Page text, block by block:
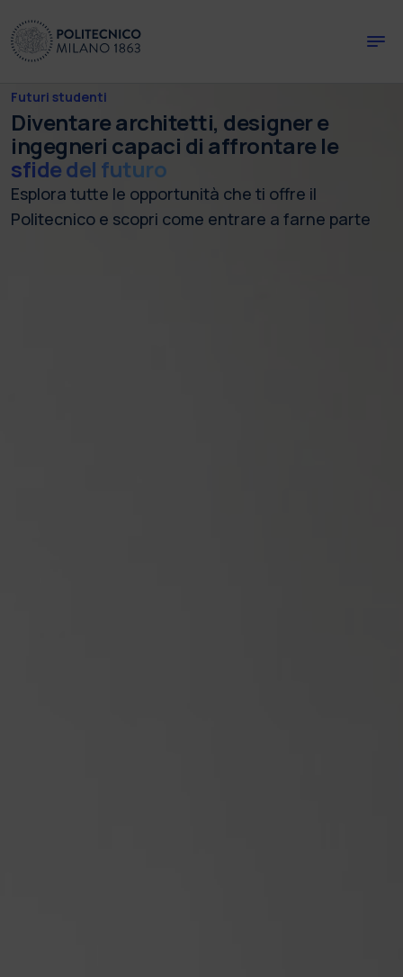
Futuri studenti
Diventare architetti, designer e
ingegneri capaci di affrontare le
sfide del futuro
Esplora tutte le opportunità che ti offre il
Politecnico e scopri come entrare a farne parte